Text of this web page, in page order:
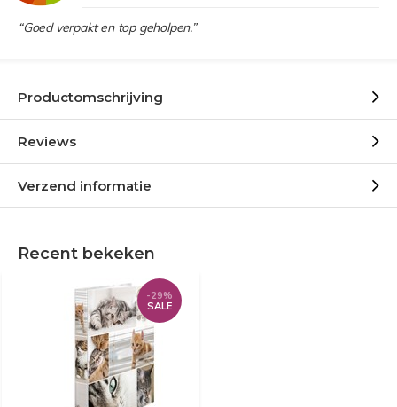
“Goed verpakt en top geholpen.”
Productomschrijving
Reviews
Verzend informatie
Recent bekeken
-29%
SALE